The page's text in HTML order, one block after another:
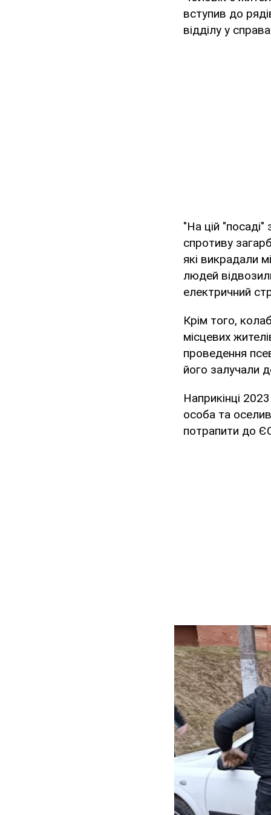
вступив до
відділу у
"На цій
спротиву
які викрадали
людей
електричний
Крім того,
місцевих
проведення
його залучали
Наприкінці
особа та
потрапити до